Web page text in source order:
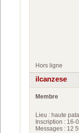
Hors ligne
ilcanzese
Membre
Lieu : haute
Inscription : 16-
Messages : 12